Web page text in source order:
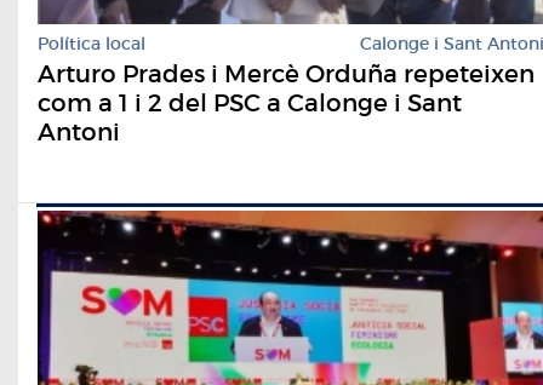
Política local Calonge i Sant Antoni
Arturo Prades i Mercè Orduña repeteixen
com a 1 i 2 del PSC a Calonge i Sant
Antoni